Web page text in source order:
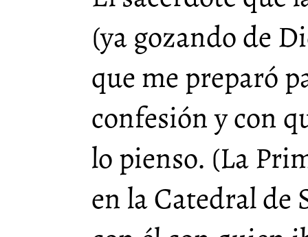
(ya gozando de
que me preparó
confesión y con
lo pienso. (La
en la Catedral de